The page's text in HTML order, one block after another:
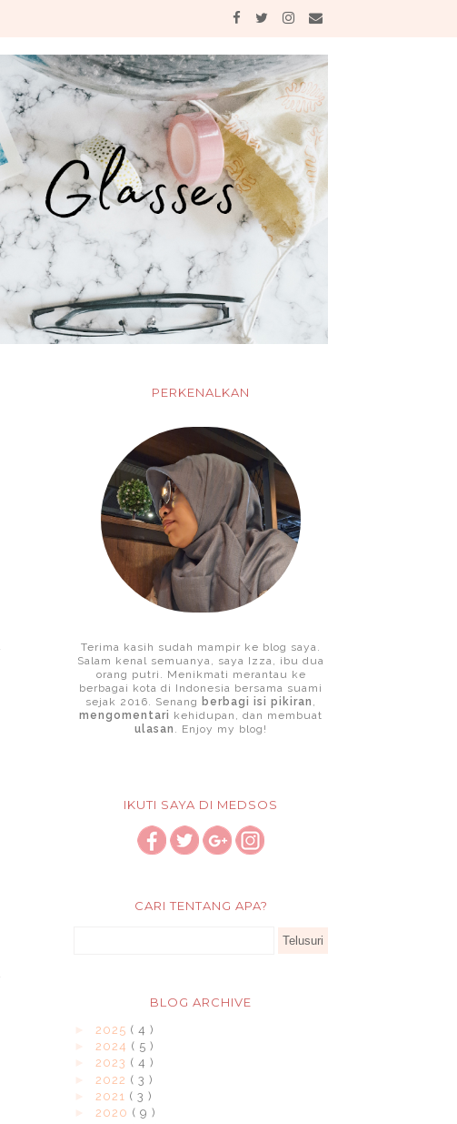
PERKENALKAN
Terima kasih sudah mampir ke blog saya.
Salam kenal semuanya, saya Izza, ibu dua
orang putri. Menikmati merantau ke
berbagai kota di Indonesia bersama suami
sejak 2016. Senang berbagi isi pikiran ,
mengomentari kehidupan, dan membuat
ulasan . Enjoy my blog!
IKUTI SAYA DI MEDSOS
CARI TENTANG APA?
BLOG ARCHIVE
2025 ( 4 )
2024 ( 5 )
2023 ( 4 )
2022 ( 3 )
2021 ( 3 )
2020 ( 9 )